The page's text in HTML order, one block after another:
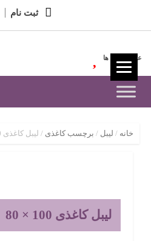
ثبت نام
علاقه مندی ها
خانه / لیبل / برچسب کاغذی / لیبل کاغذی 100 × 80
لیبل کاغذی 100 × 80